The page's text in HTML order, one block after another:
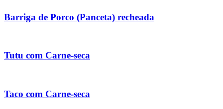
Barriga de Porco (Panceta) recheada
Tutu com Carne-seca
Taco com Carne-seca